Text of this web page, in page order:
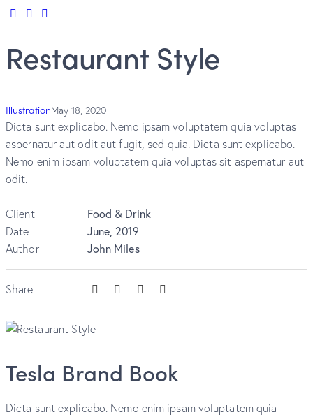
Restaurant Style
IllustrationMay 18, 2020
Dicta sunt explicabo. Nemo ipsam voluptatem quia voluptas
aspernatur aut odit aut fugit, sed quia. Dicta sunt explicabo.
Nemo enim ipsam voluptatem quia voluptas sit aspernatur aut
odit.
Client
Food & Drink
Date
June, 2019
Author
John Miles
Share
Tesla Brand Book
Dicta sunt explicabo. Nemo enim ipsam voluptatem quia